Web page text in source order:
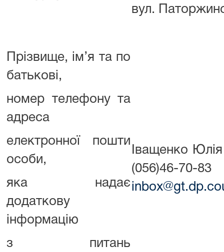
вул.
Прізвище, ім’я та по
батькові,
номер телефону та
адреса
електронної пошти
особи,
яка надає
додаткову
інформацію
з питань
Іващенко
(056)46-70-83